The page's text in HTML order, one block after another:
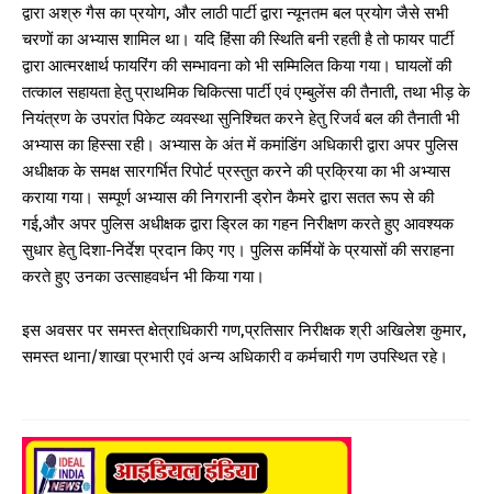
द्वारा अश्रु गैस का प्रयोग, और लाठी पार्टी द्वारा न्यूनतम बल प्रयोग जैसे सभी
चरणों का अभ्यास शामिल था। यदि हिंसा की स्थिति बनी रहती है तो फायर पार्टी
द्वारा आत्मरक्षार्थ फायरिंग की सम्भावना को भी सम्मिलित किया गया। घायलों की
तत्काल सहायता हेतु प्राथमिक चिकित्सा पार्टी एवं एम्बुलेंस की तैनाती, तथा भीड़ के
नियंत्रण के उपरांत पिकेट व्यवस्था सुनिश्चित करने हेतु रिजर्व बल की तैनाती भी
अभ्यास का हिस्सा रही। अभ्यास के अंत में कमांडिंग अधिकारी द्वारा अपर पुलिस
अधीक्षक के समक्ष सारगर्भित रिपोर्ट प्रस्तुत करने की प्रक्रिया का भी अभ्यास
कराया गया। सम्पूर्ण अभ्यास की निगरानी ड्रोन कैमरे द्वारा सतत रूप से की
गई,और अपर पुलिस अधीक्षक द्वारा ड्रिल का गहन निरीक्षण करते हुए आवश्यक
सुधार हेतु दिशा-निर्देश प्रदान किए गए। पुलिस कर्मियों के प्रयासों की सराहना
करते हुए उनका उत्साहवर्धन भी किया गया।
इस अवसर पर समस्त क्षेत्राधिकारी गण,प्रतिसार निरीक्षक श्री अखिलेश कुमार,
समस्त थाना/शाखा प्रभारी एवं अन्य अधिकारी व कर्मचारी गण उपस्थित रहे।